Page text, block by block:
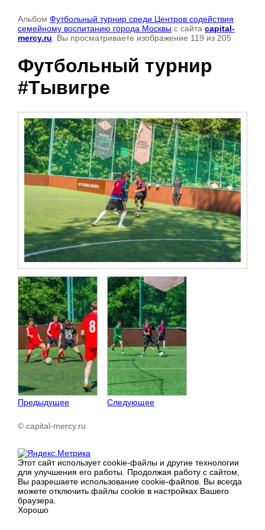
Альбом Футбольный турнир среди Центров содействия
семейному воспитанию города Москвы с сайта capital-
mercy.ru . Вы просматриваете изображение 119 из 205
Футбольный турнир
#Тывигре
Предыдущее Следующее
© capital-mercy.ru
Этот сайт использует cookie-файлы и другие технологии
для улучшения его работы. Продолжая работу с сайтом,
Вы разрешаете использование cookie-файлов. Вы всегда
можете отключить файлы cookie в настройках Вашего
браузера.
Хорошо